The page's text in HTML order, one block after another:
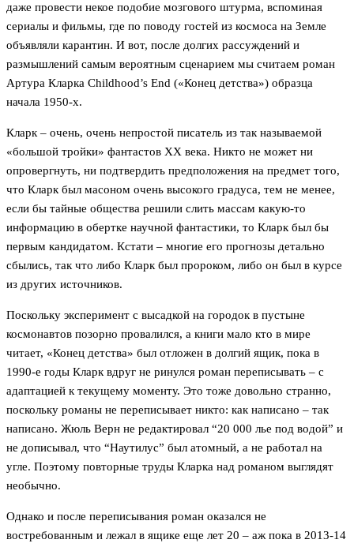
даже провести некое подобие мозгового штурма, вспоминая
сериалы и фильмы, где по поводу гостей из космоса на Земле
объявляли карантин. И вот, после долгих рассуждений и
размышлений самым вероятным сценарием мы считаем роман
Артура Кларка Childhood’s End («Конец детства») образца
начала 1950-х.
Кларк – очень, очень непростой писатель из так называемой
«большой тройки» фантастов XX века. Никто не может ни
опровергнуть, ни подтвердить предположения на предмет того,
что Кларк был масоном очень высокого градуса, тем не менее,
если бы тайные общества решили слить массам какую-то
информацию в обертке научной фантастики, то Кларк был бы
первым кандидатом. Кстати – многие его прогнозы детально
сбылись, так что либо Кларк был пророком, либо он был в курсе
из других источников.
Поскольку эксперимент с высадкой на городок в пустыне
космонавтов позорно провалился, а книги мало кто в мире
читает, «Конец детства» был отложен в долгий ящик, пока в
1990-е годы Кларк вдруг не ринулся роман переписывать – с
адаптацией к текущему моменту. Это тоже довольно странно,
поскольку романы не переписывает никто: как написано – так
написано. Жюль Верн не редактировал “20 000 лье под водой” и
не дописывал, что “Наутилус” был атомный, а не работал на
угле. Поэтому повторные труды Кларка над романом выглядят
необычно.
Однако и после переписывания роман оказался не
востребованным и лежал в ящике еще лет 20 – аж пока в 2013-14